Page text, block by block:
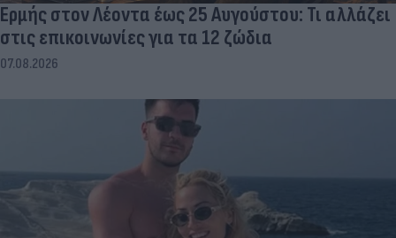
Ερμής στον Λέοντα έως 25 Αυγούστου: Τι αλλάζει
στις επικοινωνίες για τα 12 ζώδια
07.08.2026